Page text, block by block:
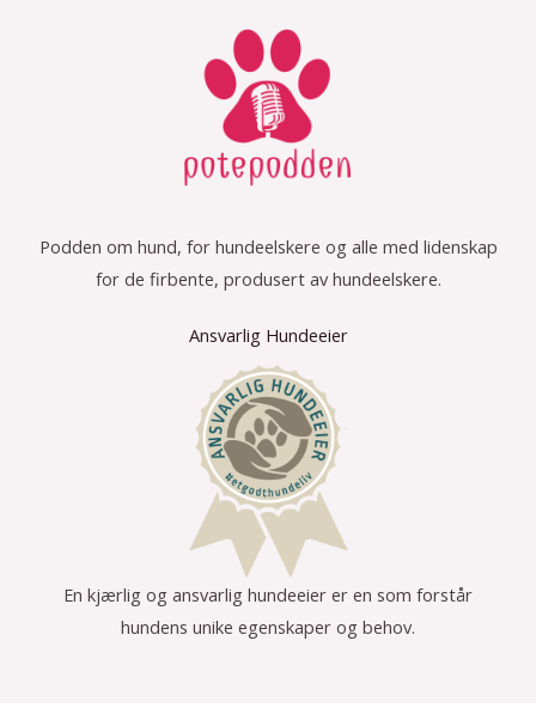
Podden om hund, for hundeelskere og alle med lidenskap
for de firbente, produsert av hundeelskere.
Ansvarlig Hundeeier
En kjærlig og ansvarlig hundeeier er en som forstår
hundens unike egenskaper og behov.